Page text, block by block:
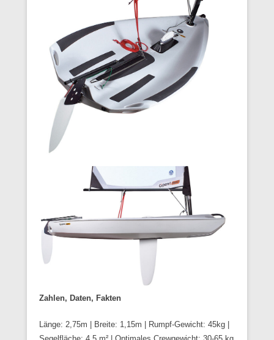
Zahlen, Daten, Fakten
Länge: 2,75m | Breite: 1,15m | Rumpf-Gewicht: 45kg |